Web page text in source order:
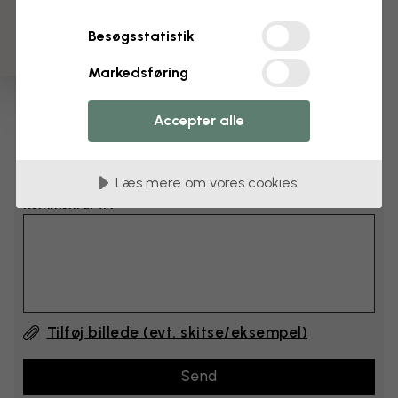
Læg 6–10 cm til både bredden og højden
Tilføj kommentarer
Kommentar #1
Tilføj billede (evt. skitse/eksempel)
Besøgsstatistik
Markedsføring
Accepter alle
Læs mere om vores cookies